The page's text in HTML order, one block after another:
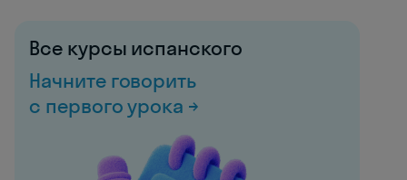
Все курсы испанского
Начните говорить
с первого урока →